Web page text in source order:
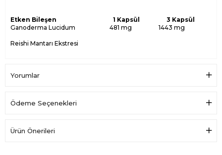
Etken Bileşen 1 Kapsül 3 Kapsül
Ganoderma Lucidum 481 mg 1443 mg
Reishi Mantarı Ekstresi
Yorumlar
Ödeme Seçenekleri
Ürün Önerileri